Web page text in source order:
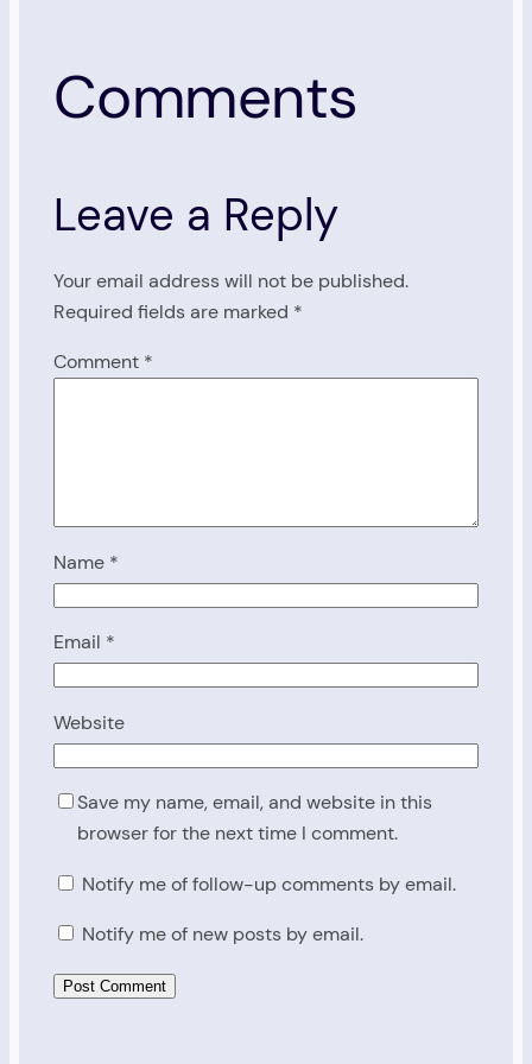
Comments
Leave a Reply
Your email address will not be published.
Required fields are marked *
Comment *
Name *
Email *
Website
Save my name, email, and website in this
browser for the next time I comment.
Notify me of follow-up comments by email.
Notify me of new posts by email.